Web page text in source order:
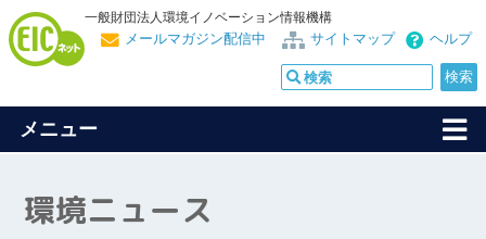
一般財団法人環境イノベーション情報機構
ヘルプ
サイトマップ
メールマガジン配信中
メニュー
環境ニュース